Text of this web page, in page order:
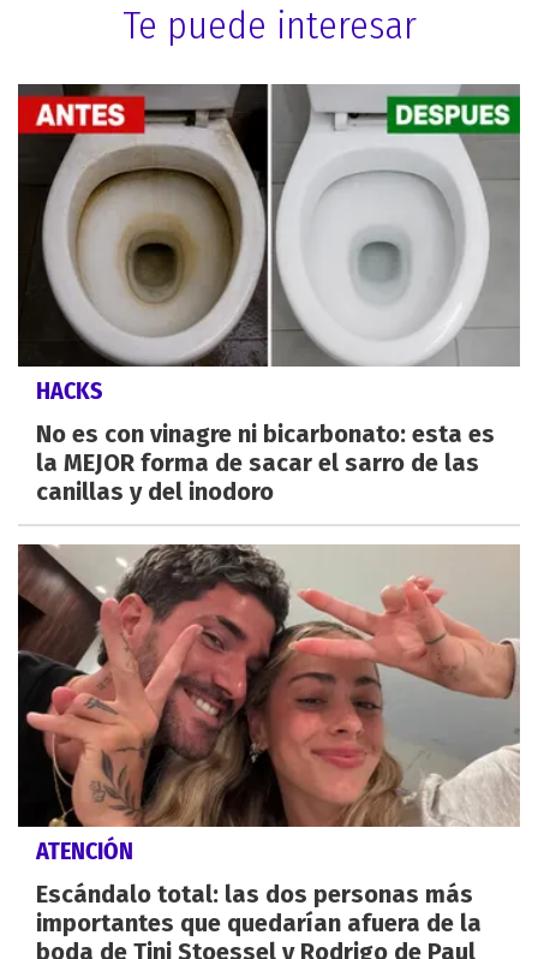
Te puede interesar
HACKS
No es con vinagre ni bicarbonato: esta es
la MEJOR forma de sacar el sarro de las
canillas y del inodoro
ATENCIÓN
Escándalo total: las dos personas más
importantes que quedarían afuera de la
boda de Tini Stoessel y Rodrigo de Paul